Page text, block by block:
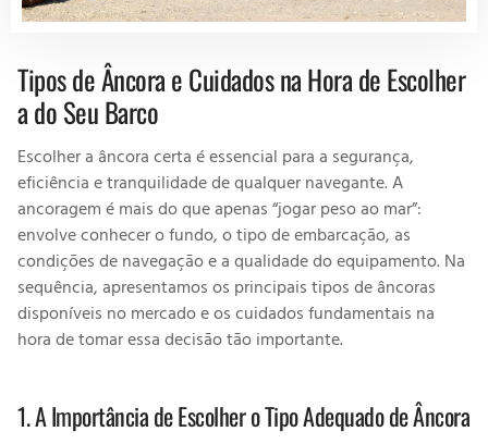
Tipos de Âncora e Cuidados na Hora de Escolher
a do Seu Barco
Escolher a âncora certa é essencial para a segurança,
eficiência e tranquilidade de qualquer navegante. A
ancoragem é mais do que apenas “jogar peso ao mar”:
envolve conhecer o fundo, o tipo de embarcação, as
condições de navegação e a qualidade do equipamento. Na
sequência, apresentamos os principais tipos de âncoras
disponíveis no mercado e os cuidados fundamentais na
hora de tomar essa decisão tão importante.
1. A Importância de Escolher o Tipo Adequado de Âncora